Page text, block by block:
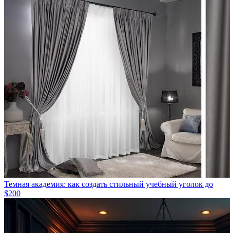
Темная академия: как создать стильный учебный уголок до
$200